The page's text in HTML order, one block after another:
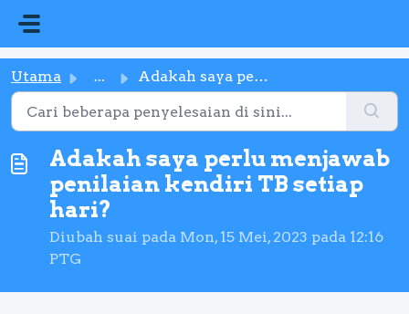
Utama ... Adakah saya perlu menjawab penilaian kendiri TB setiap hari?
Adakah saya perlu menjawab
penilaian kendiri TB setiap
hari?
Diubah suai pada Mon, 15 Mei, 2023 pada 12:16
PTG